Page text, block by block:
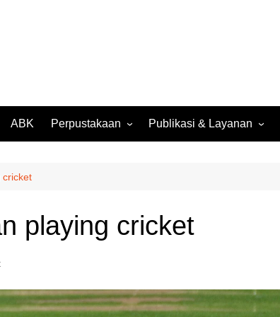
ABK Perpustakaan Publikasi & Layanan
RKAS BOS T.A. 2024
Batam T.A. 2024/2025
cricket
playing cricket